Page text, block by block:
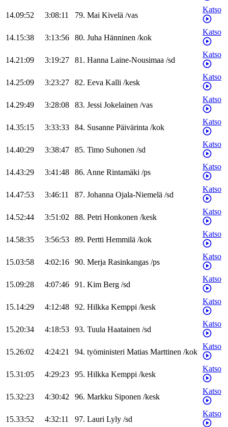
14.09:52 3:08:11 79. Mai Kivelä /vas
Katso
14.15:38 3:13:56 80. Juha Hänninen /kok
Katso
14.21:09 3:19:27 81. Hanna Laine-Nousimaa /sd
Katso
14.25:09 3:23:27 82. Eeva Kalli /kesk
Katso
14.29:49 3:28:08 83. Jessi Jokelainen /vas
Katso
14.35:15 3:33:33 84. Susanne Päivärinta /kok
Katso
14.40:29 3:38:47 85. Timo Suhonen /sd
Katso
14.43:29 3:41:48 86. Anne Rintamäki /ps
Katso
14.47:53 3:46:11 87. Johanna Ojala-Niemelä /sd
Katso
14.52:44 3:51:02 88. Petri Honkonen /kesk
Katso
14.58:35 3:56:53 89. Pertti Hemmilä /kok
Katso
15.03:58 4:02:16 90. Merja Rasinkangas /ps
Katso
15.09:28 4:07:46 91. Kim Berg /sd
Katso
15.14:29 4:12:48 92. Hilkka Kemppi /kesk
Katso
15.20:34 4:18:53 93. Tuula Haatainen /sd
Katso
15.26:02 4:24:21 94. työministeri Matias Marttinen /kok
Katso
15.31:05 4:29:23 95. Hilkka Kemppi /kesk
Katso
15.32:23 4:30:42 96. Markku Siponen /kesk
Katso
15.33:52 4:32:11 97. Lauri Lyly /sd
Katso